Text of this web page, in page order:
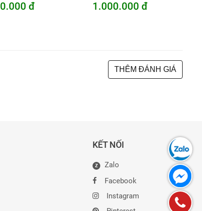
đ 1.000.000 đ
THÊM ĐÁNH GIÁ
KẾT NỐI
Z
Zalo
Facebook
Instagram